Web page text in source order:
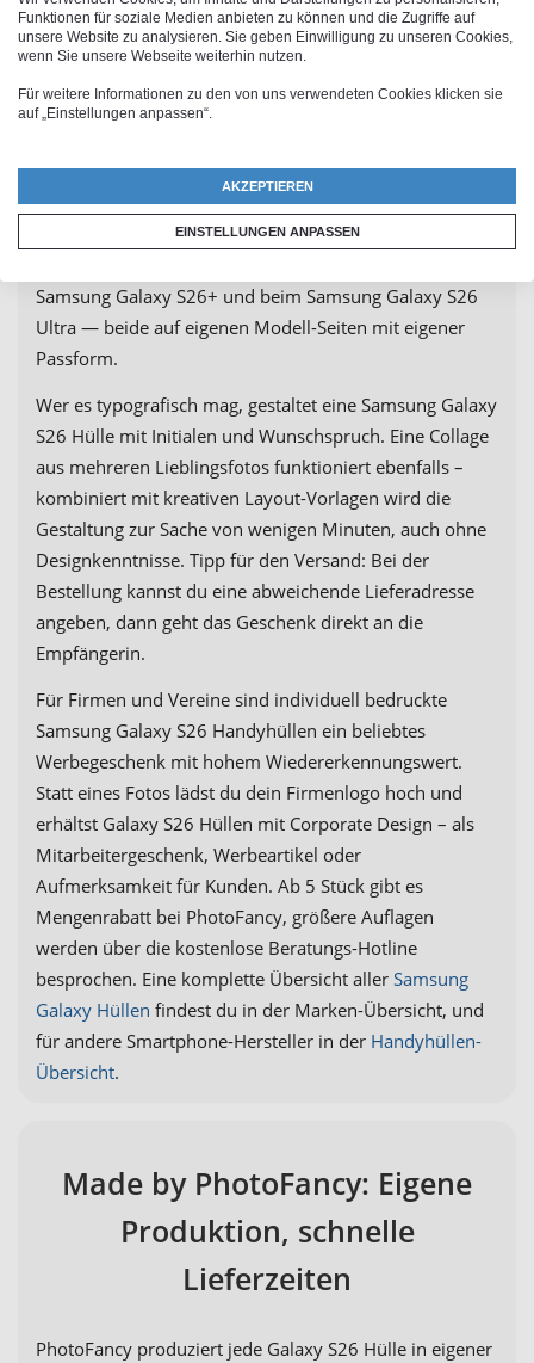
Hand, ständig sichtbar, kein Standard-Produkt. Beliebte
Anlässe sind Geburtstage, Weihnachten, Hochzeiten und
hoch und kombiniere es mit dem Namen oder
aufs Neue ein Lächeln zaubert. Wenn die beschenkte
Person noch das Vorgängermodell besitzt, gibt es bei
PhotoFancy auch eine passendeGalaxy S25 Hülle
Samsung Galaxy S26+ und beim Samsung Galaxy S26
Ultra — beide auf eigenen Modell-Seiten mit eigener
Passform.
Wer es typografisch mag, gestaltet eine Samsung Galaxy
S26 Hülle mit Initialen und Wunschspruch. Eine Collage
aus mehreren Lieblingsfotos funktioniert ebenfalls –
kombiniert mit kreativen Layout-Vorlagen wird die
Gestaltung zur Sache von wenigen Minuten, auch ohne
Designkenntnisse. Tipp für den Versand: Bei der
Bestellung kannst du eine abweichende Lieferadresse
angeben, dann geht das Geschenk direkt an die
Empfängerin.
Für Firmen und Vereine sind individuell bedruckte
Samsung Galaxy S26 Handyhüllen ein beliebtes
Werbegeschenk mit hohem Wiedererkennungswert.
Statt eines Fotos lädst du dein Firmenlogo hoch und
erhältst Galaxy S26 Hüllen mit Corporate Design – als
Mitarbeitergeschenk, Werbeartikel oder
Aufmerksamkeit für Kunden. Ab 5 Stück gibt es
Mengenrabatt bei PhotoFancy, größere Auflagen
werden über die kostenlose Beratungs-Hotline
besprochen. Eine komplette Übersicht aller Samsung
Galaxy Hüllen findest du in der Marken-Übersicht, und
für andere Smartphone-Hersteller in der Handyhüllen-
Übersicht.
Made by PhotoFancy: Eigene
Produktion, schnelle
Lieferzeiten
PhotoFancy produziert jede Galaxy S26 Hülle in eigener
Funktionen für soziale Medien anbieten zu können und die Zugriffe auf
unsere Website zu analysieren. Sie geben Einwilligung zu unseren Cookies,
wenn Sie unsere Webseite weiterhin nutzen.
Für weitere Informationen zu den von uns verwendeten Cookies klicken sie
auf „Einstellungen anpassen“.
AKZEPTIEREN
EINSTELLUNGEN ANPASSEN